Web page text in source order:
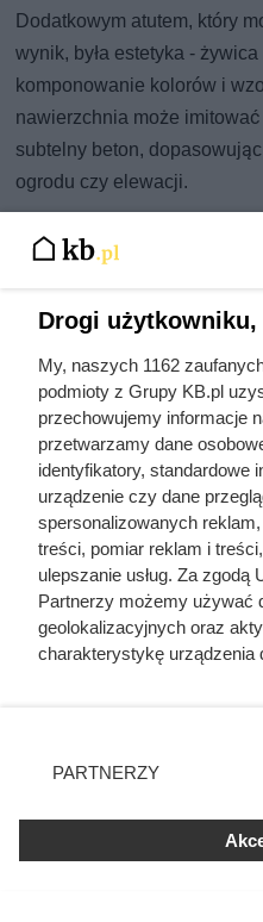
Dodatkowym atutem, który
wynik, była estetyka -
komponowanie kolorów i
nawierzchnia może
subtelny beton,
ogrodu czy elewacji.
Drogi użytkowniku,
My, naszych 1162
podmioty z Grupy KB.pl
przechowujemy informacje
przetwarzamy dane
identyfikatory, standardowe
urządzenie czy dane
spersonalizowanych
treści, pomiar reklam i
ulepszanie usług. Za
Partnerzy możemy używać
geolokalizacyjnych oraz
charakterystykę urządzenia
zmienić/wycofać klikając
znajdujący się w lewym
użytkownika, ale masz
przetwarzaniu. Preferencje
PARTNERZY